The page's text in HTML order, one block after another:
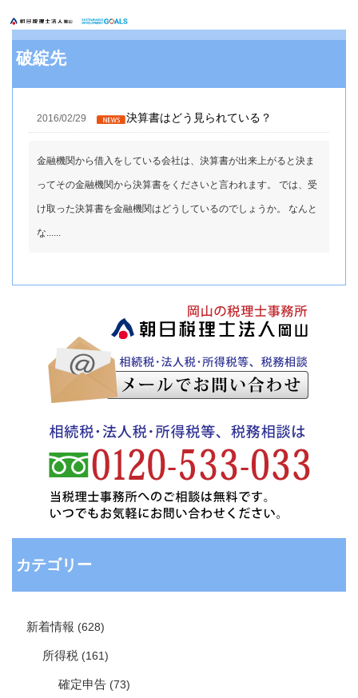
破綻先
2016/02/29 決算書はどう見られている？
金融機関から借入をしている会社は、決算書が出来上がると決ま
ってその金融機関から決算書をくださいと言われます。 では、受
け取った決算書を金融機関はどうしているのでしょうか。 なんと
な......
カテゴリー
新着情報 (628)
所得税 (161)
確定申告 (73)